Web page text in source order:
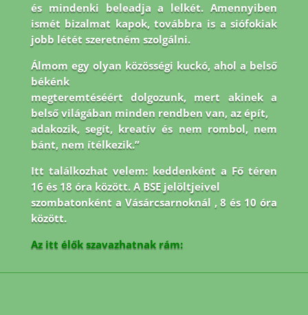
és mindenki beleadja a lelkét. Amennyiben
ismét bizalmat kapok, továbbra is a siófokiak
jobb létét szeretném szolgálni.
Álmom egy olyan közösségi kuckó, ahol a belső
békénk
megteremtéséért dolgozunk, mert akinek a
belső világában minden rendben van, az épít,
adakozik, segít, kreatív és nem rombol, nem
bánt, nem ítélkezik.”
Itt találkozhat velem: keddenként a Fő téren
16 és 18 óra között. A BSE jelöltjeivel
szombatonként a Vásárcsarnoknál , 8 és 10 óra
között.
Az itt élők szavazhatnak rám: